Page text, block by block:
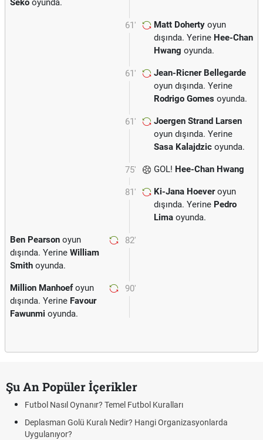
Seko oyunda.
61' Matt Doherty oyun
dışında. Yerine Hee-Chan
Hwang oyunda.
61'
Jean-Ricner Bellegarde
oyun dışında. Yerine
Rodrigo Gomes oyunda.
61'
Joergen Strand Larsen
oyun dışında. Yerine
Sasa Kalajdzic oyunda.
75' GOL! Hee-Chan Hwang
81' Ki-Jana Hoeveroyun
dışında. Yerine Pedro
Lima oyunda.
82'
Ben Pearson oyun
dışında. Yerine William
Smith oyunda.
90'
Million Manhoefoyun
dışında. Yerine Favour
Fawunmi oyunda.
Şu An Popüler İçerikler
Nasıl Oynanır? Temel Futbol Kuralları
Golü Kuralı Nedir? Hangi Organizasyonlarda